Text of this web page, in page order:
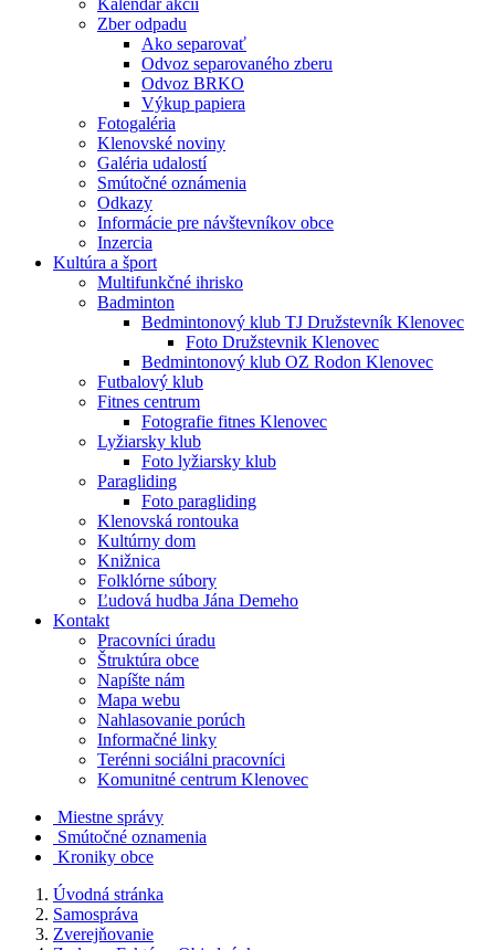
Kalendár akcií
Zber odpadu
Ako separovať
Odvoz separovaného zberu
Odvoz BRKO
Výkup papiera
Fotogaléria
Klenovské noviny
Galéria udalostí
Smútočné oznámenia
Odkazy
Informácie pre návštevníkov obce
Inzercia
Kultúra a šport
Multifunkčné ihrisko
Badminton
Bedmintonový klub TJ Družstevník Klenovec
Foto Družstevnik Klenovec
Bedmintonový klub OZ Rodon Klenovec
Futbalový klub
Fitnes centrum
Fotografie fitnes Klenovec
Lyžiarsky klub
Foto lyžiarsky klub
Paragliding
Foto paragliding
Klenovská rontouka
Kultúrny dom
Knižnica
Folklórne súbory
Ľudová hudba Jána Demeho
Kontakt
Pracovníci úradu
Štruktúra obce
Napíšte nám
Mapa webu
Nahlasovanie porúch
Informačné linky
Terénni sociálni pracovníci
Komunitné centrum Klenovec
Miestne správy
Smútočné oznamenia
Kroniky obce
Úvodná stránka
Samospráva
Zverejňovanie